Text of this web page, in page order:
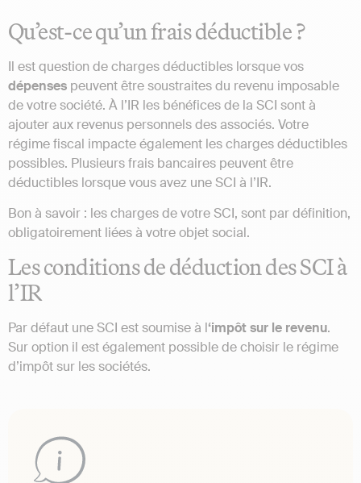
Qu’est-ce qu’un frais déductible ?
Il est question de charges déductibles lorsque vos
dépenses peuvent être soustraites du revenu imposable
de votre société. À l’IR les bénéfices de la SCI sont à
ajouter aux revenus personnels des associés. Votre
régime fiscal impacte également les charges déductibles
possibles. Plusieurs frais bancaires peuvent être
déductibles lorsque vous avez une SCI à l’IR.
Bon à savoir : les charges de votre SCI, sont par définition,
obligatoirement liées à votre objet social.
Les conditions de déduction des SCI à
l’IR
Par défaut une SCI est soumise à l‘impôt sur le revenu.
Sur option il est également possible de choisir le régime
d’impôt sur les sociétés.